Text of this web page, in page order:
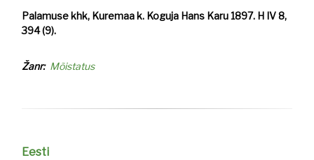
Palamuse khk, Kuremaa k. Koguja Hans Karu 1897. H IV 8,
394 (9).
Žanr Mõistatus
Eesti